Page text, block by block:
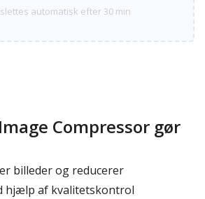
automatisk efter 30 min
Compressor gør
billeder og reducerer
hjælp af kvalitetskontrol